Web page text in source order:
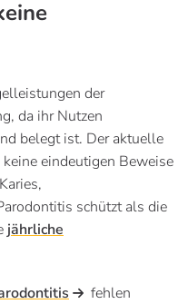
der
da ihr Nutzen
belegt ist. Der aktuelle
eindeutigen Beweise
schützt als die
jährliche
fehlen